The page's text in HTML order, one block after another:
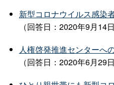
新型コロナウイルス感染
（回答日：2020年9月14日
人権啓発推進センターへ
（回答日：2020年6月29日